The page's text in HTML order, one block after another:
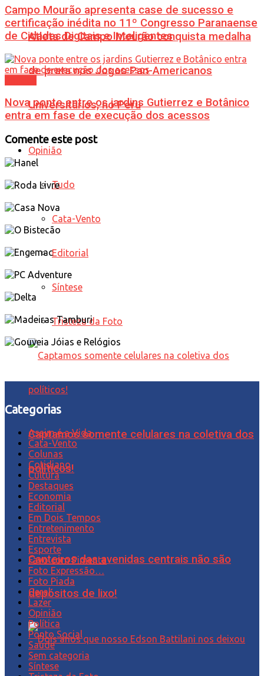
Atleta de Campo Mourão conquista medalha
de prata nos Jogos Pan-Americanos
Universitários, no Peru
Opinião
Tudo
Cata-Vento
Editorial
Síntese
Tristeza da Foto
Captamos somente celulares na coletiva dos
políticos!
Canteiros das avenidas centrais não são
depósitos de lixo!
Campo Mourão apresenta case de sucesso e
certificação inédita no 11º Congresso Paranaense
de Cidades Digitais e Inteligentes
Nova ponte entre os jardins Gutierrez e Botânico
entra em fase de execução dos acessos
Comente este post
Categorias
Assim é a Vida
Cata-Vento
Colunas
Cotidiano
Cultura
Destaques
Economia
Editorial
Em Dois Tempos
Entretenimento
Entrevista
Esporte
Favo com Pimenta
Foto Expressão…
Foto Piada
Geral
Lazer
Opinião
Política
Ponto Social
Saúde
Sem categoria
Síntese